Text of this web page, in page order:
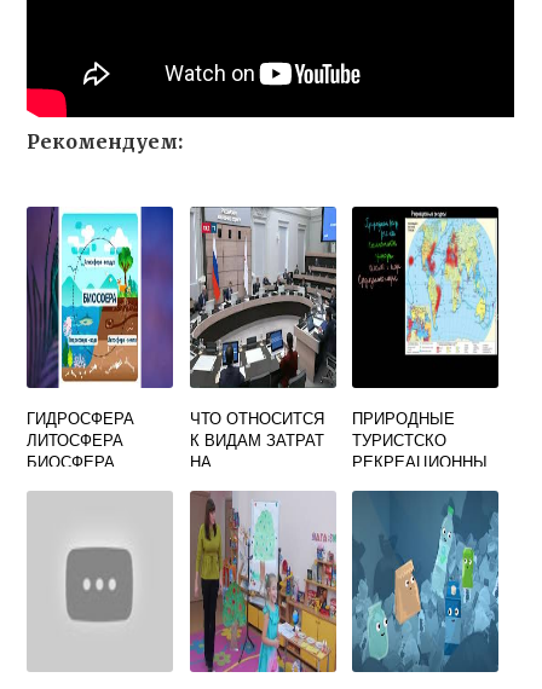
Рекомендуем:
ГИДРОСФЕРА
ЛИТОСФЕРА
БИОСФЕРА
ЧТО ОТНОСИТСЯ
К ВИДАМ ЗАТРАТ
НА
УЮ
ДЕЯТЕЛЬНОСТЬ
ОАО РЖД
ПРИРОДНЫЕ
ТУРИСТСКО
РЕКРЕАЦИОННЫ